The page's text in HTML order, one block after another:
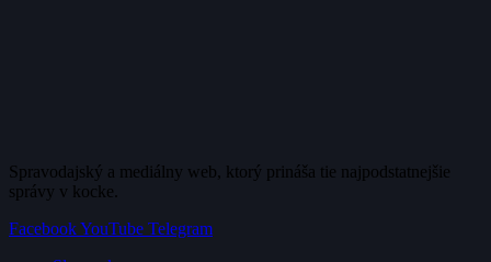
Spravodajský a mediálny web, ktorý prináša tie najpodstatnejšie
správy v kocke.
FacebookYouTube Telegram